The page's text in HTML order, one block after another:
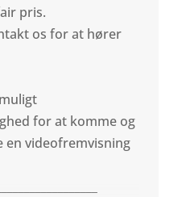
pris.
os for at hører
for at komme og
en videofremvisning